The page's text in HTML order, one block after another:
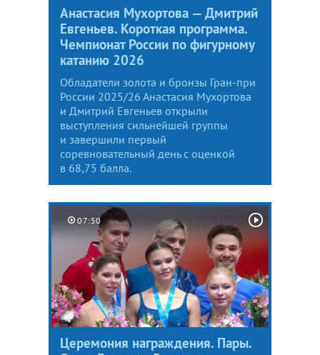
Анастасия Мухортова — Дмитрий
Евгеньев. Короткая программа.
Чемпионат России по фигурному
катанию 2026
Обладатели золота и бронзы Гран-при
России 2025/26 Анастасия Мухортова
и Дмитрий Евгеньев открыли
выступления сильнейшей группы
и завершили первый
соревновательный день с оценкой
в 68,75 балла.
07:50
Церемония награждения. Пары.